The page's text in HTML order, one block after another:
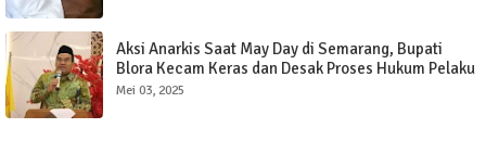
Aksi Anarkis Saat May Day di Semarang, Bupati
Blora Kecam Keras dan Desak Proses Hukum Pelaku
Mei 03, 2025